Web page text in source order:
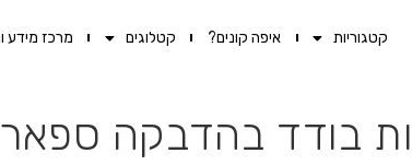
קטגוריות איפה קונים? קטלוגים מרכז מידע
בודד בהדבקה ספארי